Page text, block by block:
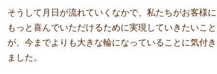
そうして月日が流れていくなかで、 私たちがお客様に
もっと喜んでいただけるために実現していきたいこと
が、今までよりも大きな輪になっていることに気付き
ました。